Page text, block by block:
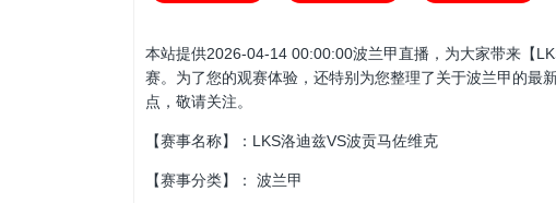
本站提供2026-04-14 00:00:00波兰甲直播，为大家带来【
赛。为了您的观赛体验，还特别为您整理了关于波兰甲的最
点，敬请关注。
【赛事名称】：LKS洛迪兹VS波贡马佐维克
【赛事分类】： 波兰甲